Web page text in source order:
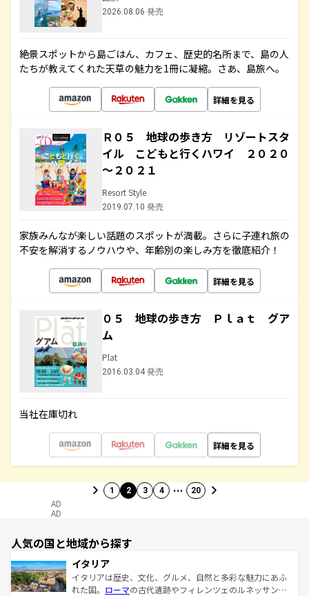
2026.08.06 発売
絶景スポットから島ごはん、カフェ、歴史的名所まで、島の人
たちが教えてくれた天草の魅力を1冊に凝縮。さあ、島旅へ。
詳細を見る
Ｒ０５ 地球の歩き方 リゾートスタ
イル こどもと行くハワイ ２０２０
～２０２１
Resort Style
2019.07.10 発売
家族みんなが楽しい話題のスポットが満載。さらに子連れ旅の
不安を解消するノウハウや、年齢別の楽しみ方を徹底紹介！
詳細を見る
０５ 地球の歩き方 Ｐｌａｔ グア
ム
Plat
2016.03.04 発売
当社在庫切れ
詳細を見る
1 2 3 4 … 20
AD
AD
人気の国と地域から探す
イタリア
イタリアは歴史、文化、グルメ、自然と多彩な魅力にあふ
れた国。 ローマの古代遺跡やフィレンツェのルネッサンス